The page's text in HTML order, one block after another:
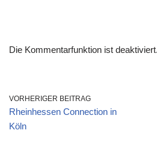
Die Kommentarfunktion ist deaktiviert.
VORHERIGER BEITRAG
Rheinhessen Connection in
Köln